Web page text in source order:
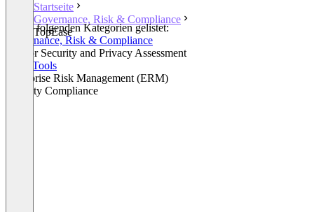
Startseite
Governance, Risk & Compliance
TopEase
In den folgenden Kategorien gelistet:
Governance, Risk & Compliance
Vendor Security and Privacy Assessment
GRC Tools
Enterprise Risk Management (ERM)
Security Compliance